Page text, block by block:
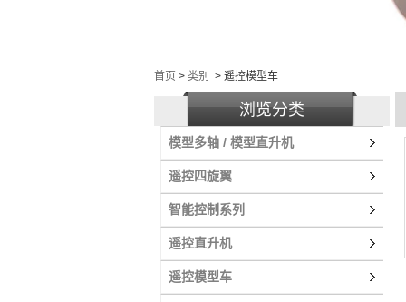
首页 > 类别 > 遥控模型车
浏览分类
模型多轴 / 模型直升机
遥控四旋翼
智能控制系列
遥控直升机
遥控模型车